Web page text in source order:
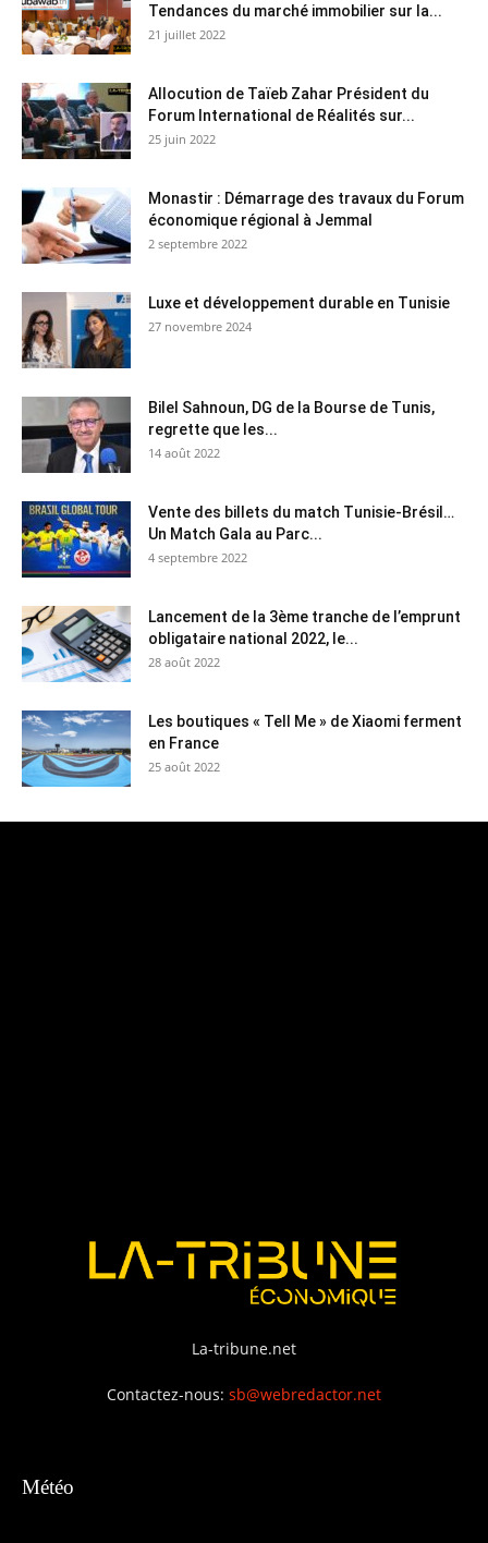
Tendances du marché immobilier sur la...
21 juillet 2022
Allocution de Taïeb Zahar Président du
Forum International de Réalités sur...
25 juin 2022
Monastir : Démarrage des travaux du Forum
économique régional à Jemmal
2 septembre 2022
Luxe et développement durable en Tunisie
27 novembre 2024
Bilel Sahnoun, DG de la Bourse de Tunis,
regrette que les...
14 août 2022
Vente des billets du match Tunisie-Brésil…
Un Match Gala au Parc...
4 septembre 2022
Lancement de la 3ème tranche de l’emprunt
obligataire national 2022, le...
28 août 2022
Les boutiques « Tell Me » de Xiaomi ferment
en France
25 août 2022
La-tribune.net
Contactez-nous: sb@webredactor.net
Météo